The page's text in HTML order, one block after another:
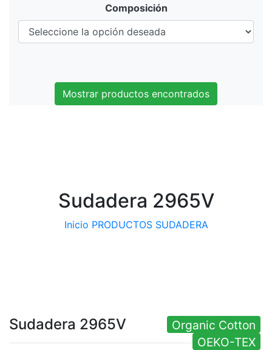
Composición
Mostrar productos encontrados
Sudadera 2965V
Inicio PRODUCTOS SUDADERA
Sudadera 2965V
Organic Cotton
OEKO-TEX